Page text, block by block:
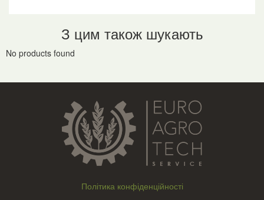
З цим також шукають
No products found
Політика конфіденційності